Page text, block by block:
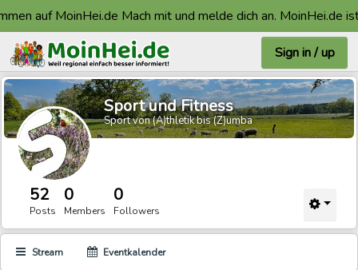
auf MoinHei.de Mach mit und melde dich an. MoinHei.de
Sign in / up
Sport und Fitness
Sport von (A)thletik bis (Z)umba
52
Posts
0
Members
0
Followers
Stream Eventkalender